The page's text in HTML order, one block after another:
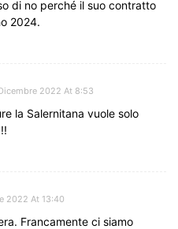
di no perché il suo contratto
2024.
2022 At 8:53
la Salernitana vuole solo
2022 At 13:40
Francamente ci siamo